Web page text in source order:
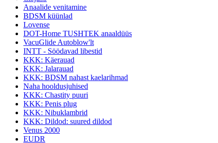
Anaalide venitamine
BDSM küünlad
Lovense
DOT-Home TUSHTEK anaaldüüs
VacuGlide Autoblow'lt
INTT - Söödavad libestid
KKK: Käerauad
KKK: Jalarauad
KKK: BDSM nahast kaelarihmad
Naha hooldusjuhised
KKK: Chastity puuri
KKK: Penis plug
KKK: Nibuklambrid
KKK: Dildod: suured dildod
Venus 2000
EUDR